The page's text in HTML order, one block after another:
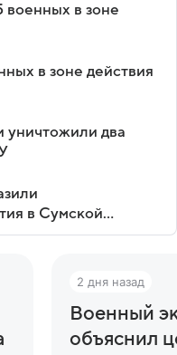
военных в зоне
в зоне действия
два
в Сумской
2 дня назад
Военный
объяснил